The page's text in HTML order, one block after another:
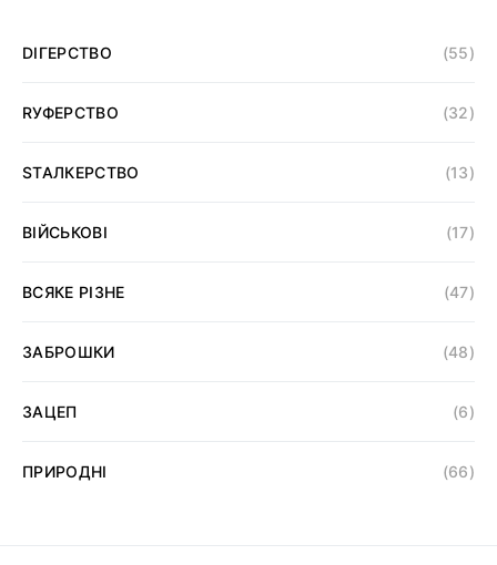
DІГЕРСТВО (55)
RУФЕРСТВО (32)
SТАЛКЕРСТВО (13)
ВІЙСЬКОВІ (17)
ВСЯКЕ РІЗНЕ (47)
ЗАБРОШКИ (48)
ЗАЦЕП (6)
ПРИРОДНІ (66)